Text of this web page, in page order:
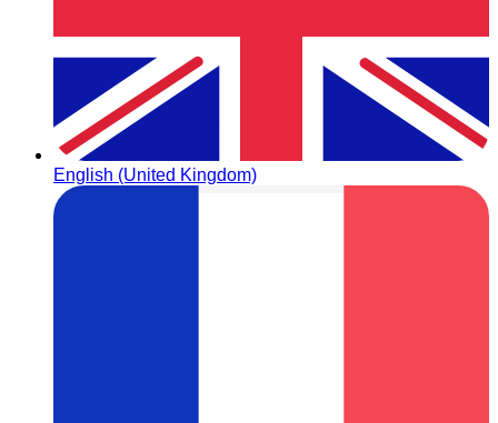
English (United Kingdom)